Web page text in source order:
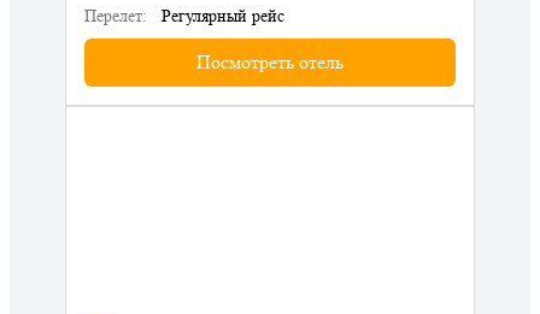
Перелет:
Регулярный рейс
Посмотреть отель